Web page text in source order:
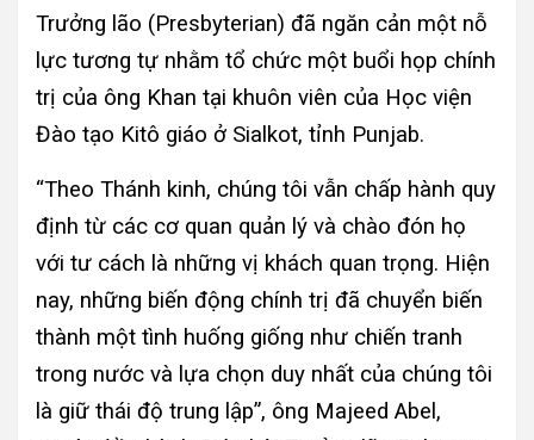
Trưởng lão (Presbyterian) đã ngăn cản một nỗ
lực tương tự nhằm tổ chức một buổi họp chính
trị của ông Khan tại khuôn viên của Học viện
Đào tạo Kitô giáo ở Sialkot, tỉnh Punjab.
“Theo Thánh kinh, chúng tôi vẫn chấp hành quy
định từ các cơ quan quản lý và chào đón họ
với tư cách là những vị khách quan trọng. Hiện
nay, những biến động chính trị đã chuyển biến
thành một tình huống giống như chiến tranh
trong nước và lựa chọn duy nhất của chúng tôi
là giữ thái độ trung lập”, ông Majeed Abel,